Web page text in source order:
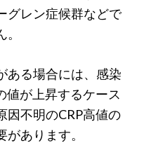
グレン症候群などで
ある場合には、感染
値が上昇するケース
因不明のCRP高値の
あります。